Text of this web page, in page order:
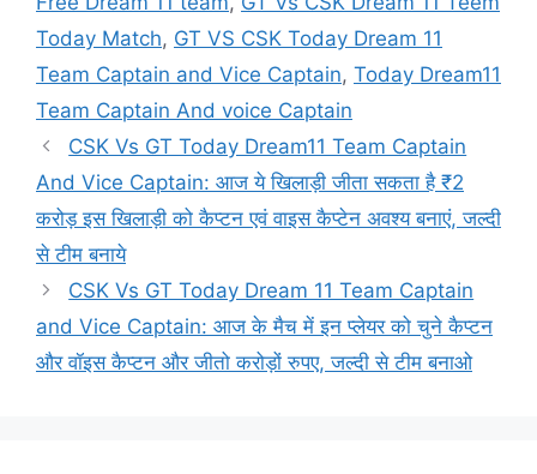
Today Match, GT VS CSK Today Dream 11
Team Captain and Vice Captain, Today Dream11
Team Captain And voice Captain
CSK Vs GT Today Dream11 Team Captain
And Vice Captain: आज ये खिलाड़ी जीता सकता है ₹2
करोड़ इस खिलाड़ी को कैप्टन एवं वाइस कैप्टेन अवश्य बनाएं, जल्दी
से टीम बनाये
CSK Vs GT Today Dream 11 Team Captain
and Vice Captain: आज के मैच में इन प्लेयर को चुने कैप्टन
और वॉइस कैप्टन और जीतो करोड़ों रुपए, जल्दी से टीम बनाओ